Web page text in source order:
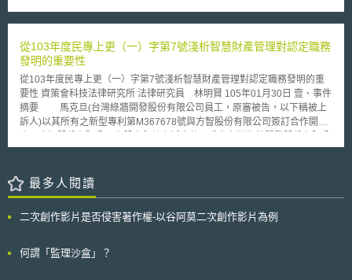
加密資產交易可被追蹤、得封鎖可疑交易等以達到防制洗錢與打擊恐怖主義
資產來源，確保加密資產並未涉及洗錢或恐怖主義融資之風險。 三、
應透過NFT服務供應商協助，才能進行用戶間交易和轉帳。
眾之意見，故將相關特殊類型之無人機應用申請案公告於聯邦公報
見，後續正式公布該適航性準則時亦會將相關意見納入考量。 該適航
性準則將成為特殊類型無人航空器之安全標準，並能夠為相關特殊類型之無
人航空器取得型式安全審驗合格證明（type certificate）建立之參考準則之
一。 該適航性準則主要適用於重量在5-89磅之電動定翼（fixed wing）
與旋翼（rotorcraft）無人機。FAA說明，該特殊類型無人航空器若通過此準
則，僅表示其符合該適航性準則所規範之類型，惟其是否能夠執行飛行任
務，尚須檢視有否符合FAA相關操作規範，包括操作人員是否取得許可證、
從103年度民專上更（一）字第7號淺析智慧財產管理對認定職務
發明的重要性
從103年度民專上更（一）字第7號淺析智慧財產管理對認定職務發明的重
要性 資策會科技法律研究所 法律研究員 林明賢 105年01月30日 壹、事件
摘要 馬克旦(台灣綠牆開發股份有限公司員工，原審被告，以下稱被上
訴人)以其所有之新型專利第M367678號與方智股份有限公司簽訂合作開發
司(原審原告，以下稱上訴人)。被上訴人將新型專利第Ｍ367678號授權予上
研發成果由雙方共享。被上訴人於就職期間逕行在台灣申請並取得新型專利
第Ｍ417768號，並依此專利向中國大陸申請相同內容之中國大陸實用新型
及中國大陸實用新型專利CN202026637U號(以下簡稱系爭專利)為上訴人與
定專利申請權及專利權歸屬 有關專利申請人的變更，專利申請人能否
最多人閱讀
二次創作影片是否侵害著作權-以谷阿莫二次創作影片為例
何謂「監理沙盒」？